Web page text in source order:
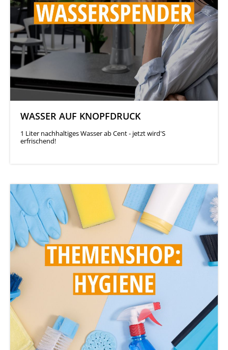
WASSER AUF KNOPFDRUCK
1 Liter nachhaltiges Wasser ab Cent - jetzt wird'S
erfrischend!